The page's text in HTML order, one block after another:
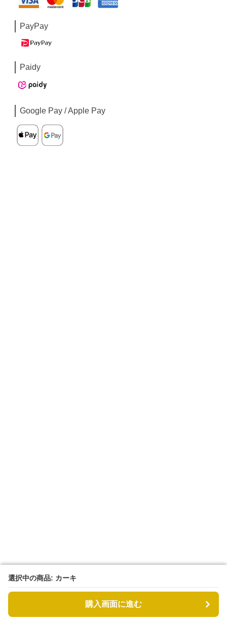
選択中の商品: カーキ
購入画面に進む
選択中の商品: カーキ
購入画面に進む
PayPay
Paidy
Google Pay / Apple Pay